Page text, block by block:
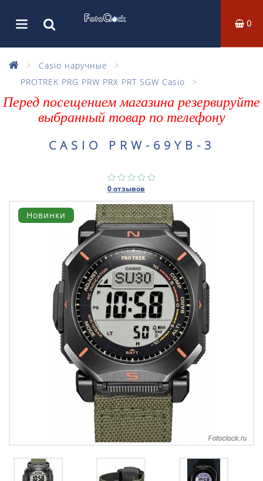
0
Casio наручные
PROTREK PRG PRW PRX PRT SGW Casio
Перед посещением магазина резервируйте
выбранный товар по телефону
CASIO PRW-69YB-3
0 отзывов
Новинки